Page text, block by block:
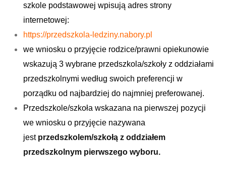
szkole podstawowej wpisują adres strony
internetowej:
https://przedszkola-ledziny.nabory.pl
we wniosku o przyjęcie rodzice/prawni opiekunowie
wskazują 3 wybrane przedszkola/szkoły z oddziałami
przedszkolnymi według swoich preferencji w
porządku od najbardziej do najmniej preferowanej.
Przedszkole/szkoła wskazana na pierwszej pozycji
we wniosku o przyjęcie nazywana
jest przedszkolem/szkołą z oddziałem
przedszkolnym pierwszego wyboru.